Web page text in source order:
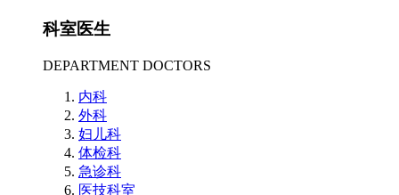
科室医生
DEPARTMENT DOCTORS
内科
外科
妇儿科
体检科
急诊科
医技科室